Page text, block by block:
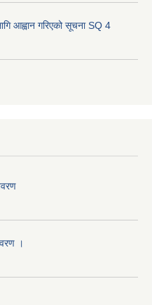
आह्वान गरिएको सूचना SQ 4
।